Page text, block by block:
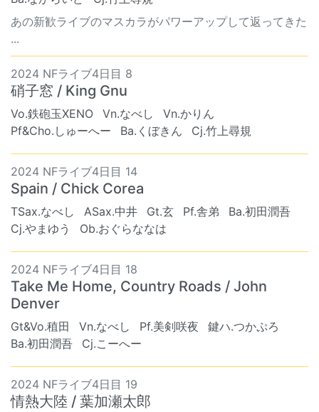
あの新歓ライブのマスカラがパワーアップして返ってきた
...
2024 NFライブ4日目 8
硝子窓 / King Gnu
Vo.鉄砲玉XENO Vn.なべし
Vn.かりん
Pf&Cho.しゅーへー
Ba.くぼきん Cj.竹上尋規
2024 NFライブ4日目 14
Spain / Chick Corea
TSax.なべし ASax.中井 Gt.玄 Pf.舎弟
Ba.初田潤吾
Cj.やまゆう
Ob.おぐらななは
2024 NFライブ4日目 18
Take Me Home, Country Roads / John
Denver
Gt&Vo.稙田 Vn.なべし Pf.美剣咲夜
鍵ハ.つかぷろ
Ba.初田潤吾
Cj.こーへー
2024 NFライブ4日目 19
情熱大陸 / 葉加瀬太郎